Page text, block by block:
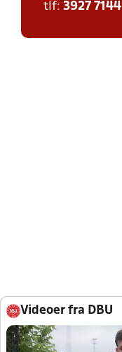
tlf: 3927 7144
Videoer fra DBU